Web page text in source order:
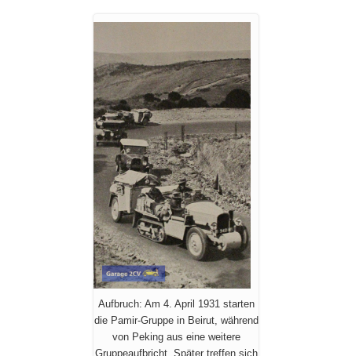
Aufbruch: Am 4. April 1931 starten
die Pamir-Gruppe in Beirut, während
von Peking aus eine weitere
Gruppeaufbricht. Später treffen sich